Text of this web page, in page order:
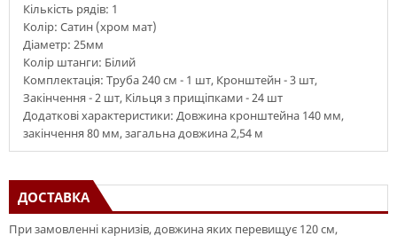
Кількість рядів: 1
Колір: Сатин (хром мат)
Діаметр: 25мм
Колір штанги: Білий
Комплектація: Труба 240 см - 1 шт, Кронштейн - 3 шт,
Закінчення - 2 шт, Кільця з прищіпками - 24 шт
Додаткові характеристики: Довжина кронштейна 140 мм,
закінчення 80 мм, загальна довжина 2,54 м
ДОСТАВКА
При замовленні карнизів, довжина яких перевищує 120 см,